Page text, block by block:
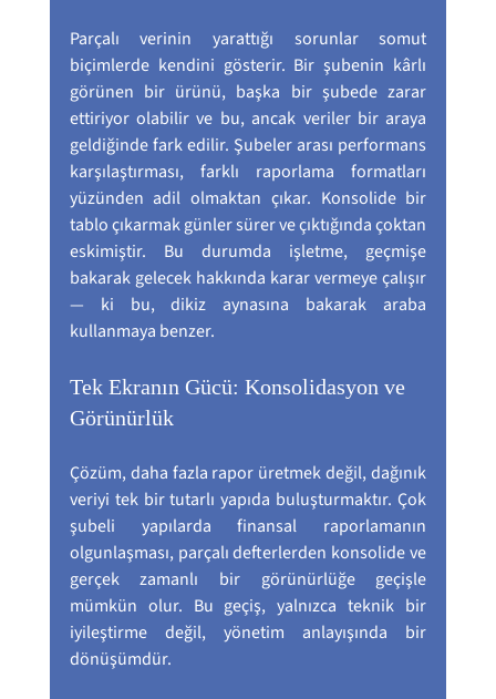
Parçalı verinin yarattığı sorunlar somut
biçimlerde kendini gösterir. Bir şubenin kârlı
görünen bir ürünü, başka bir şubede zarar
ettiriyor olabilir ve bu, ancak veriler bir araya
geldiğinde fark edilir. Şubeler arası performans
karşılaştırması, farklı raporlama formatları
yüzünden adil olmaktan çıkar. Konsolide bir
tablo çıkarmak günler sürer ve çıktığında çoktan
eskimiştir. Bu durumda işletme, geçmişe
bakarak gelecek hakkında karar vermeye çalışır
— ki bu, dikiz aynasına bakarak araba
kullanmaya benzer.
Tek Ekranın Gücü: Konsolidasyon ve
Görünürlük
Çözüm, daha fazla rapor üretmek değil, dağınık
veriyi tek bir tutarlı yapıda buluşturmaktır. Çok
şubeli yapılarda finansal raporlamanın
olgunlaşması, parçalı defterlerden konsolide ve
gerçek zamanlı bir görünürlüğe geçişle
mümkün olur. Bu geçiş, yalnızca teknik bir
iyileştirme değil, yönetim anlayışında bir
dönüşümdür.